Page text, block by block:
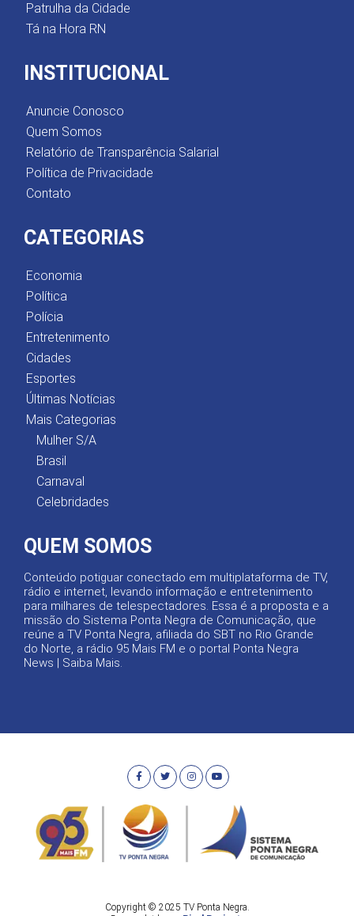
Patrulha da Cidade
Tá na Hora RN
INSTITUCIONAL
Anuncie Conosco
Quem Somos
Relatório de Transparência Salarial
Política de Privacidade
Contato
CATEGORIAS
Economia
Política
Polícia
Entretenimento
Cidades
Esportes
Últimas Notícias
Mais Categorias
Mulher S/A
Brasil
Carnaval
Celebridades
QUEM SOMOS
Conteúdo potiguar conectado em multiplataforma de TV,
rádio e internet, levando informação e entretenimento
para milhares de telespectadores. Essa é a proposta e a
missão do Sistema Ponta Negra de Comunicação, que
reúne a TV Ponta Negra, afiliada do SBT no Rio Grande
do Norte, a rádio 95 Mais FM e o portal Ponta Negra
News | Saiba Mais.
Copyright © 2025 TV Ponta Negra.